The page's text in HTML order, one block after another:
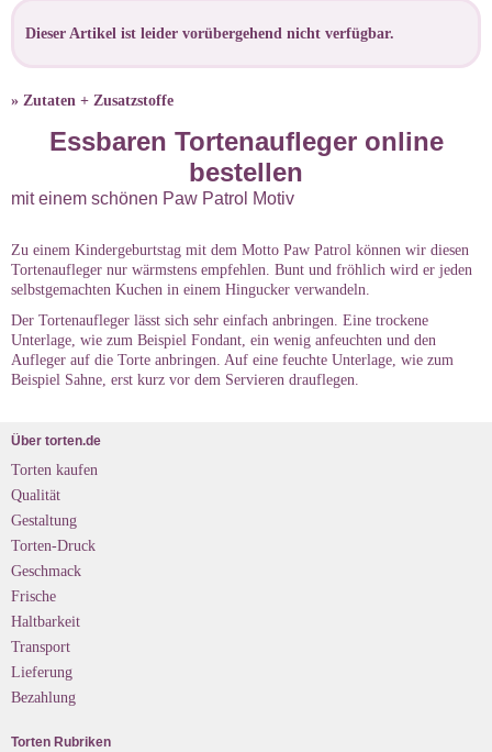
Dieser Artikel ist leider vorübergehend nicht verfügbar.
» Zutaten + Zusatzstoffe
Essbaren Tortenaufleger online
bestellen
mit einem schönen Paw Patrol Motiv
Zu einem Kindergeburtstag mit dem Motto Paw Patrol können wir diesen
Tortenaufleger nur wärmstens empfehlen. Bunt und fröhlich wird er jeden
selbstgemachten Kuchen in einem Hingucker verwandeln.
Der Tortenaufleger lässt sich sehr einfach anbringen. Eine trockene
Unterlage, wie zum Beispiel Fondant, ein wenig anfeuchten und den
Aufleger auf die Torte anbringen. Auf eine feuchte Unterlage, wie zum
Beispiel Sahne, erst kurz vor dem Servieren drauflegen.
Über torten.de
Torten kaufen
Qualität
Gestaltung
Torten-Druck
Geschmack
Frische
Haltbarkeit
Transport
Lieferung
Bezahlung
Torten Rubriken